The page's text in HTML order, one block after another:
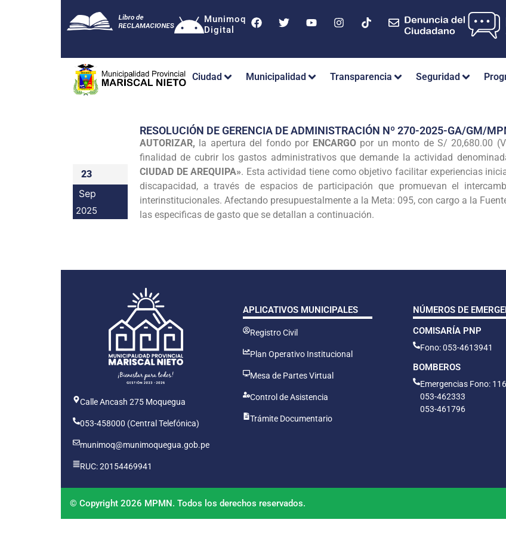
Munimoq
Digital
Ciudad Municipalidad Transparencia Seguridad
23
Sep
2025
RESOLUCIÓN DE GERENCIA DE ADMINISTRACIÓN Nº 270-2025-GA/GM/
AUTORIZAR, la apertura del fondo por ENCARGOpor un monto de S/ 20,680.00
finalidad de cubrir los gastos administrativos que demande la actividad
CIUDAD DE AREQUIPA». Esta actividad tiene como objetivo facilitar experiencias
discapacidad, a través de espacios de participación que promuevan el
interinstitucionales. Afectando presupuestalmente a la Meta: 095, con cargo a la
las especificas de gasto que se detallan a continuación.
Calle Ancash 275 Moquegua
053-458000 (Central Telefónica)
munimoq@munimoquegua.gob.pe
RUC: 20154469941
APLICATIVOS MUNICIPALES
Registro Civil
Plan Operativo Institucional
Mesa de Partes Virtual
Control de Asistencia
Trámite Documentario
NÚMEROS DE
COMISARÍA PNP
Fono: 053-4613941
BOMBEROS
Emergencias Fono: 116
053-462333
053-461796
© Copyright 2026 MPMN. Todos los derechos reservados.